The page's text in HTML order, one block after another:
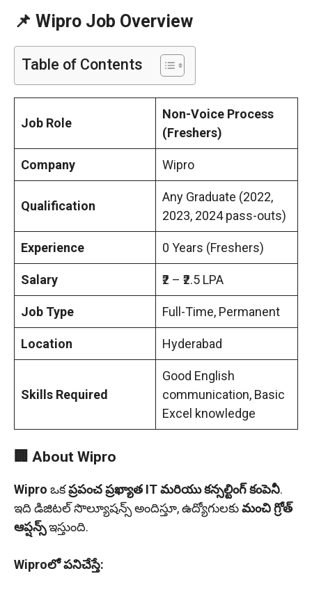
📌 Wipro Job Overview
Table of Contents
Job Role
Non-Voice Process
(Freshers)
Company Wipro
Qualification
Any Graduate (2022,
2023, 2024 pass-outs)
Experience 0 Years (Freshers)
Salary ₹2 – ₹2.5 LPA
Job Type Full-Time, Permanent
Location Hyderabad
Skills Required
Good English
communication, Basic
Excel knowledge
🏢 About Wipro
Wipro ఒకప్రపంచ ప్రఖ్యాత IT మరియు కన్సల్టింగ్ కంపెనీ.
ఇది డిజిటల్ సొల్యూషన్స్ అందిస్తూ, ఉద్యోగులకుమంచి గ్రోత్
ఆప్షన్స్ఇస్తుంది.
Wiproలో పనిచేస్తే: